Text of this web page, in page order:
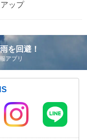
ップ
を回避！
アプリ